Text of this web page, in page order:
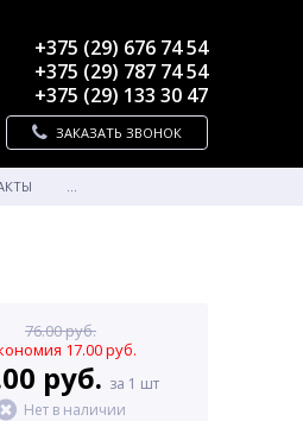
+375 (29) 676 74 54
+375 (29) 787 74 54
+375 (29) 133 30 47
ЗАКАЗАТЬ ЗВОНОК
...
76.00 руб.
17.00 руб.
руб. за 1 шт
Нет в наличии